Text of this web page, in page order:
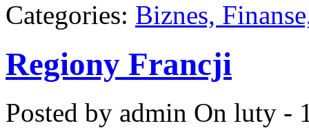
Categories: Biznes,
Regiony Francji
Posted by admin On luty -